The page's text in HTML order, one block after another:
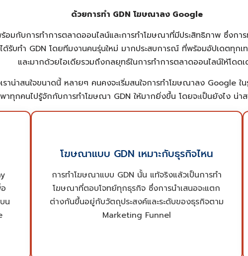
ด้วยการทำ GDN โฆษณาลง Google
ร้อมกับการทำการตลาดออนไลน์และการทำโฆษณาที่มีประสิทธิภาพ ซึ่งก
ด้รับทำ GDN โดยทีมงานคนรุ่นใหม่ มากประสบการณ์ ที่พร้อมอัปเดตทุ
และมากด้วยไอเดียรวมถึงกลยุทธ์ในการทำการตลาดออนไลน์ให้โดดเ
ราน่าสนใจขนาดนี้ หลายๆ คนคงจะเริ่มสนใจการทำโฆษณาลง Google
าทุกคนไปรู้จักกับการทำโฆษณา GDN ให้มากยิ่งขึ้น โดยจะเป็นยังไง น่า
น
โฆษณาแบบ GDN เหมาะกับธุรกิจไหน
การทำโฆษณาแบบ GDN นั้น แท้จริงแล้วเป็นการทำ
โฆษณาที่ตอบโจทย์ทุกธุรกิจ ซึ่งการนำเสนอจะแตก
ต่างกันขึ้นอยู่กับวัตถุประสงค์และระดับของธุรกิจตาม
Marketing Funnel
ธุรกิจที่ต้องการสร้างการรับรู้กับกลุ่มเป้าหมาย ธุรกิจ
โยงกลุ่มเป้าหมายเข้าสู่หน้า Landing Page หรือ
เว็บไซต์ของธุรกิจ ซึ่ง ADME นั้น ไม่ใช่แค่รับทำ GDN
สำหรับธุรกิจเหล่านี้เท่านั้น เพราะไม่ว่าธุรกิจในรูปแบบ
ไหน มีวัตถุประสงค์อะไร เราก็พร้อมบริการให้ตอบ